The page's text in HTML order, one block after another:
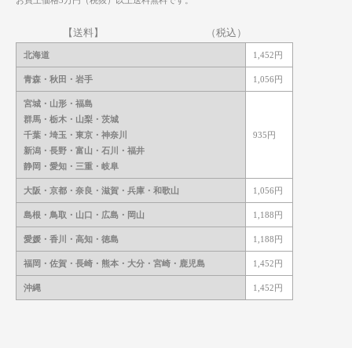
【送料】 （税込）
北海道 1,452円
青森・秋田・岩手 1,056円
宮城・山形・福島
群馬・栃木・山梨・茨城
千葉・埼玉・東京・神奈川
新潟・長野・富山・石川・福井
静岡・愛知・三重・岐阜
935円
大阪・京都・奈良・ 滋賀・兵庫・和歌山 1,056円
島根・鳥取・山口・広島・岡山 1,188円
愛媛・香川・高知・徳島 1,188円
福岡・佐賀・長崎・熊本・ 大分・宮崎・鹿児島 1,452円
沖縄 1,452円